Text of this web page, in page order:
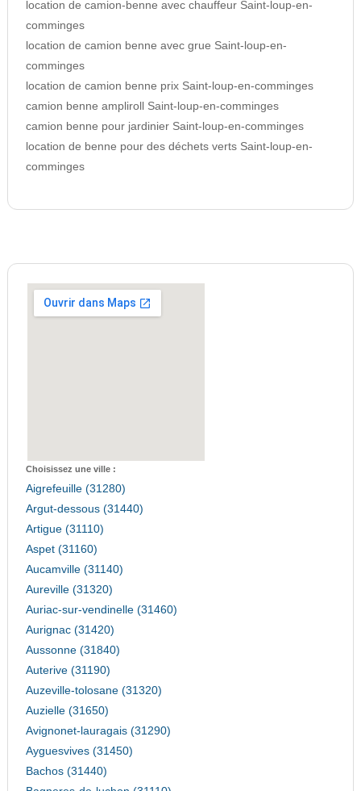
location de camion-benne avec chauffeur Saint-loup-en-
comminges
location de camion benne avec grue Saint-loup-en-
comminges
location de camion benne prix Saint-loup-en-comminges
camion benne ampliroll Saint-loup-en-comminges
camion benne pour jardinier Saint-loup-en-comminges
location de benne pour des déchets verts Saint-loup-en-
comminges
Choisissez une ville :
Aigrefeuille (31280)
Argut-dessous (31440)
Artigue (31110)
Aspet (31160)
Aucamville (31140)
Aureville (31320)
Auriac-sur-vendinelle (31460)
Aurignac (31420)
Aussonne (31840)
Auterive (31190)
Auzeville-tolosane (31320)
Auzielle (31650)
Avignonet-lauragais (31290)
Ayguesvives (31450)
Bachos (31440)